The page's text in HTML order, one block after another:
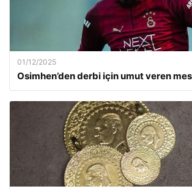
01/12/2025
Osimhen’den derbi için umut veren